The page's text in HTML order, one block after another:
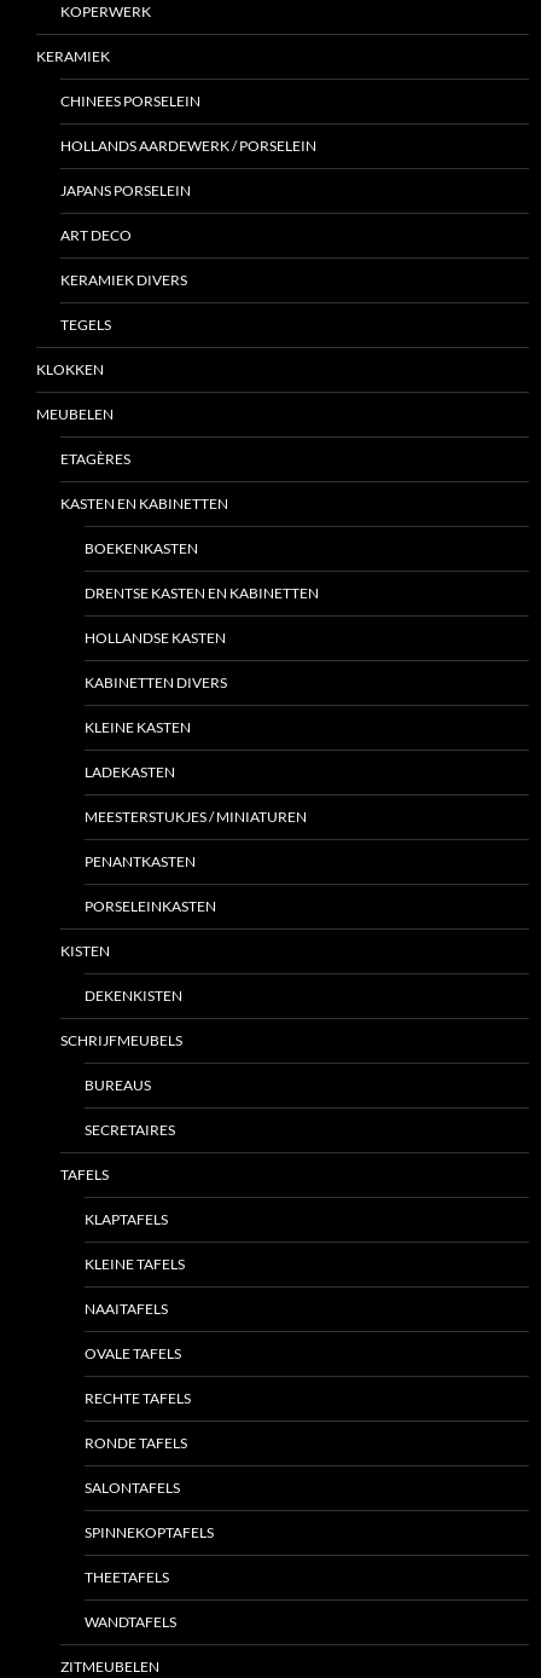
KOPERWERK
KERAMIEK
CHINEES PORSELEIN
HOLLANDS AARDEWERK / PORSELEIN
JAPANS PORSELEIN
ART DECO
KERAMIEK DIVERS
TEGELS
KLOKKEN
MEUBELEN
ETAGÈRES
KASTEN EN KABINETTEN
BOEKENKASTEN
DRENTSE KASTEN EN KABINETTEN
HOLLANDSE KASTEN
KABINETTEN DIVERS
KLEINE KASTEN
LADEKASTEN
MEESTERSTUKJES / MINIATUREN
PENANTKASTEN
PORSELEINKASTEN
KISTEN
DEKENKISTEN
SCHRIJFMEUBELS
BUREAUS
SECRETAIRES
TAFELS
KLAPTAFELS
KLEINE TAFELS
NAAITAFELS
OVALE TAFELS
RECHTE TAFELS
RONDE TAFELS
SALONTAFELS
SPINNEKOPTAFELS
THEETAFELS
WANDTAFELS
ZITMEUBELEN